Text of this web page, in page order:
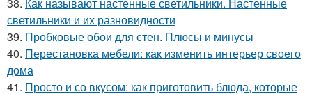
светильники и их разновидности
39. Пробковые обои для стен. Плюсы и минусы
40. Перестановка мебели: как изменить интерьер своего
дома
41. Просто и со вкусом: как приготовить блюда, которые